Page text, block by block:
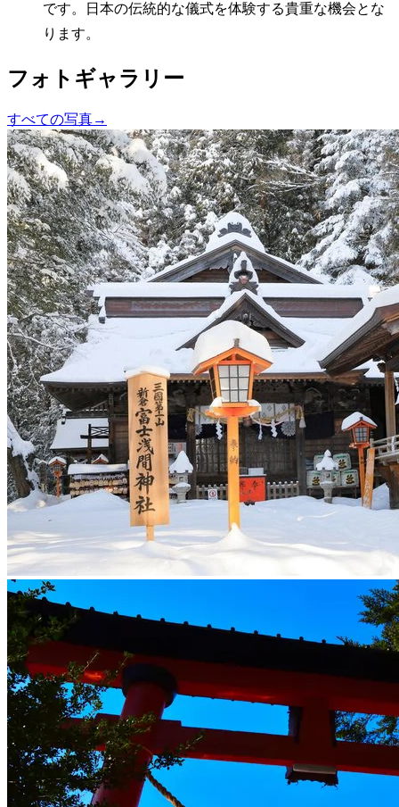
です。日本の伝統的な儀式を体験する貴重な機会とな
ります。
フォトギャラリー
すべての写真→